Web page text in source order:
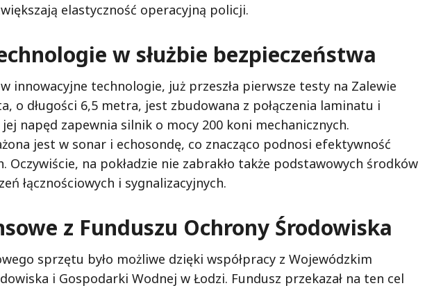
elastyczność operacyjną policji.
w służbie bezpieczeństwa
innowacyjne technologie, już przeszła pierwsze testy na Zalewie
o długości 6,5 metra, jest zbudowana z połączenia laminatu i
napęd zapewnia silnik o mocy 200 koni mechanicznych.
jest w sonar i echosondę, co znacząco podnosi efektywność
Oczywiście, na pokładzie nie zabrakło także podstawowych środków
łącznościowych i sygnalizacyjnych.
z Funduszu Ochrony Środowiska
sprzętu było możliwe dzięki współpracy z Wojewódzkim
i Gospodarki Wodnej w Łodzi. Fundusz przekazał na ten cel